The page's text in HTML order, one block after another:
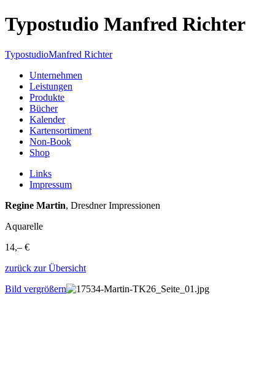
Typostudio Manfred Richter
TypostudioManfred Richter
Unternehmen
Leistungen
Produkte
Bücher
Kalender
Kartensortiment
Non-Book
Shop
Links
Impressum
Regine Martin, Dresdner Impressionen
Aquarelle
14,– €
zurück zur Übersicht
Bild vergrößern